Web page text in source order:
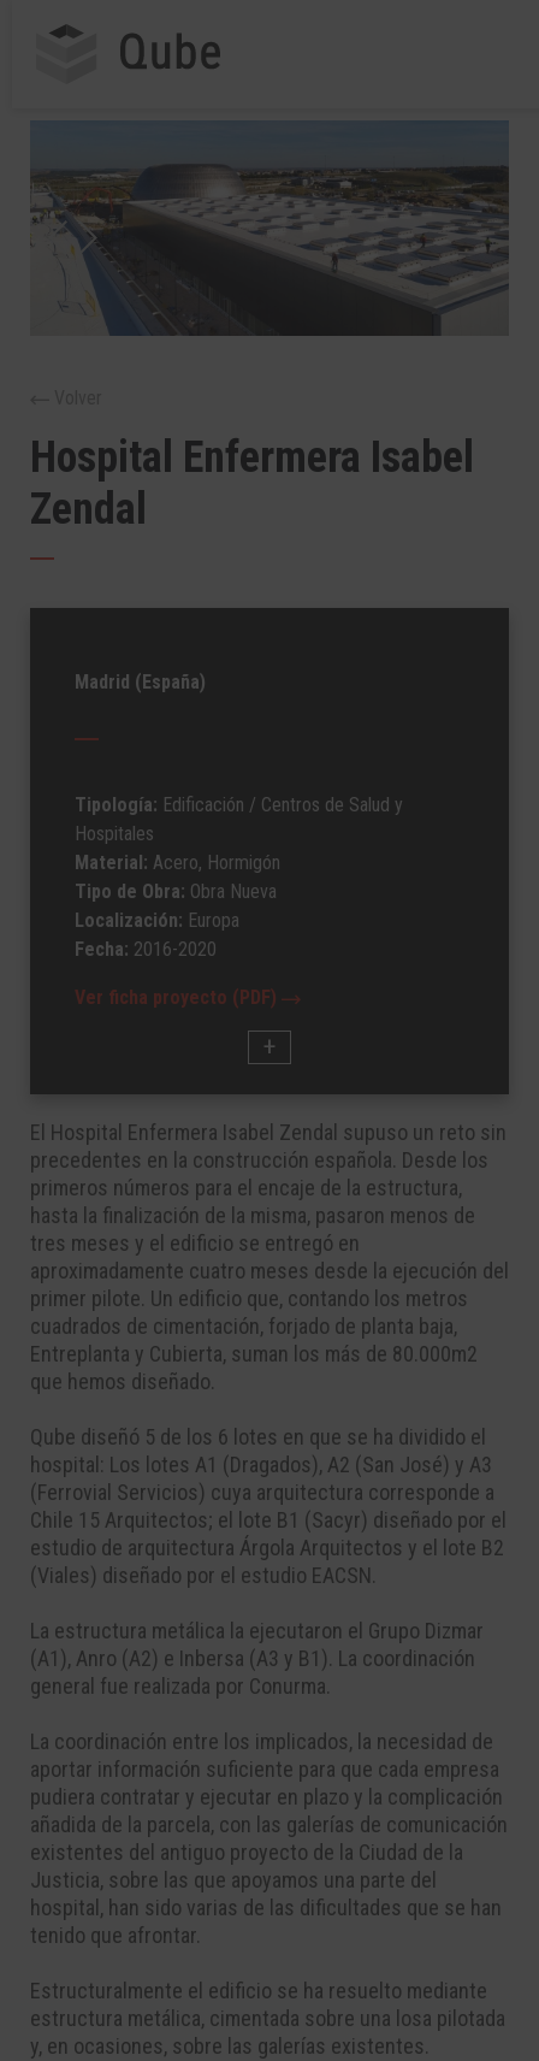
Hospital Enfermera Isabel
Zendal
Madrid (España)
Tipología: Edificación / Centros de Salud y
Hospitales
Material: Acero, Hormigón
Tipo de Obra: Obra Nueva
Localización: Europa
Fecha: 2016-2020
Ver ficha proyecto (PDF)
El Hospital Enfermera Isabel Zendal supuso un reto sin
precedentes en la construcción española. Desde los
primeros números para el encaje de la estructura,
hasta la finalización de la misma, pasaron menos de
tres meses y el edificio se entregó en
aproximadamente cuatro meses desde la ejecución del
primer pilote. Un edificio que, contando los metros
cuadrados de cimentación, forjado de planta baja,
Entreplanta y Cubierta, suman los más de 80.000m2
que hemos diseñado.
Qube diseñó 5 de los 6 lotes en que se ha dividido el
hospital: Los lotes A1 (Dragados), A2 (San José) y A3
(Ferrovial Servicios) cuya arquitectura corresponde a
Chile 15 Arquitectos; el lote B1 (Sacyr) diseñado por el
estudio de arquitectura Árgola Arquitectos y el lote B2
(Viales) diseñado por el estudio EACSN.
La estructura metálica la ejecutaron el Grupo Dizmar
(A1), Anro (A2) e Inbersa (A3 y B1). La coordinación
general fue realizada por Conurma.
La coordinación entre los implicados, la necesidad de
aportar información suficiente para que cada empresa
pudiera contratar y ejecutar en plazo y la complicación
añadida de la parcela, con las galerías de comunicación
existentes del antiguo proyecto de la Ciudad de la
Justicia, sobre las que apoyamos una parte del
hospital, han sido varias de las dificultades que se han
tenido que afrontar.
Estructuralmente el edificio se ha resuelto mediante
estructura metálica, cimentada sobre una losa pilotada
y, en ocasiones, sobre las galerías existentes.